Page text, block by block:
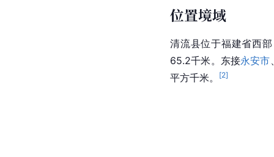
位置境域
清流县位于福建省西
65.2千米。东接永安市
平方千米。
[2]